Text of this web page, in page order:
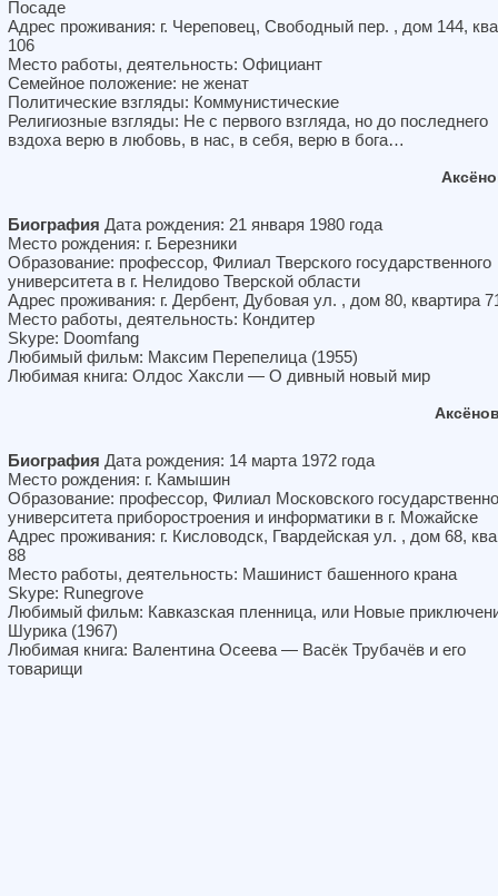
Посаде
Адрес проживания: г. Череповец, Свободный пер. , дом 144,
106
Место работы, деятельность: Официант
Семейное положение: не женат
Политические взгляды: Коммунистические
Религиозные взгляды: Не с первого взгляда, но до последнего
вздоха верю в любовь, в нас, в себя, верю в бога…
Биография Дата рождения: 21 января 1980 года
Место рождения: г. Березники
Образование: профессор, Филиал Тверского государственного
университета в г. Нелидово Тверской области
Адрес проживания: г. Дербент, Дубовая ул. , дом 80, квартира
Место работы, деятельность: Кондитер
Skype: Doomfang
Любимый фильм: Максим Перепелица (1955)
Любимая книга: Олдос Хаксли — О дивный новый мир
Биография Дата рождения: 14 марта 1972 года
Место рождения: г. Камышин
Образование: профессор, Филиал Московского
университета приборостроения и информатики в г. Можайске
Адрес проживания: г. Кисловодск, Гвардейская ул. , дом 68,
88
Место работы, деятельность: Машинист башенного крана
Skype: Runegrove
Любимый фильм: Кавказская пленница, или Новые
Шурика (1967)
Любимая книга: Валентина Осеева — Васёк Трубачёв и его
товарищи